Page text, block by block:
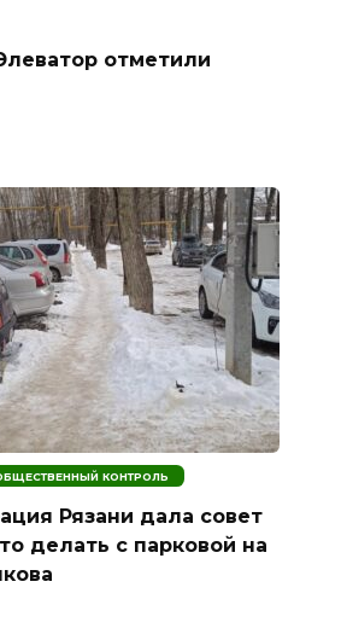
отметили
КОНТРОЛЬ
Рязани дала совет
делать с парковой на